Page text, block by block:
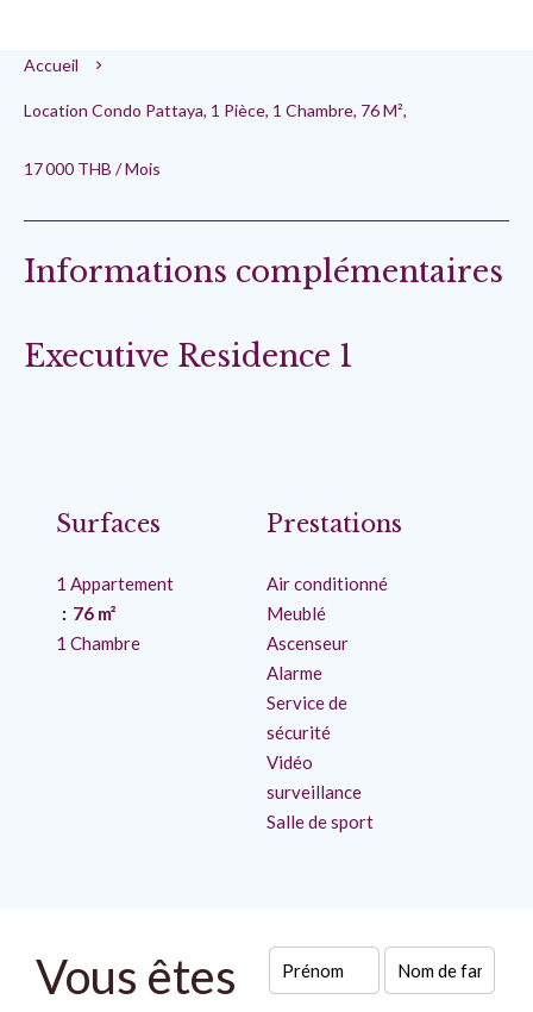
Accueil
Location Condo Pattaya, 1 Pièce, 1 Chambre, 76 M²,
17 000 THB / Mois
Informations complémentaires
Executive Residence 1
Surfaces
1 Appartement
76 m²
1 Chambre
Prestations
Air conditionné
Meublé
Ascenseur
Alarme
Service de
sécurité
Vidéo
surveillance
Salle de sport
Vous êtes